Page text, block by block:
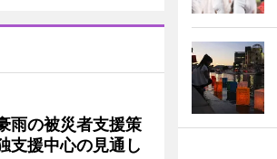
雨の被災者支援策
援中心の見通し